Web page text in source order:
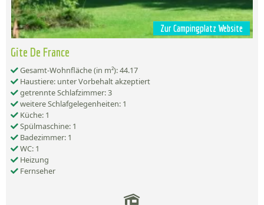
Zur Campingplatz Website
Gite De France
Gesamt-Wohnfläche (in m²): 44.17
Haustiere: unter Vorbehalt akzeptiert
getrennte Schlafzimmer: 3
weitere Schlafgelegenheiten: 1
Küche: 1
Spülmaschine: 1
Badezimmer: 1
WC: 1
Heizung
Fernseher